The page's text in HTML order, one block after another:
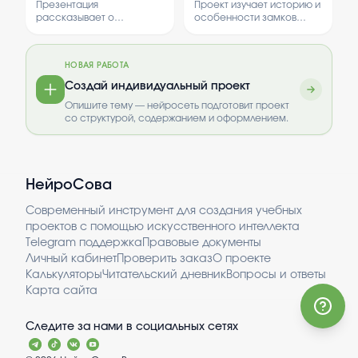
формирования у
поддержания здоровья.
антибиотиков.
Презентация
рассказывает о
заботы животных о своих
Рассматриваются
особенности поведения,
адаптации и стратегии
выживания потомства у
разных видов животных.
Проект изучает историю и
особенности замков
рассматриваются их
значение.
НОВАЯ РАБОТА
Создай индивидуальный проект
Опишите тему — нейросеть подготовит проект
со структурой, содержанием и оформлением.
НейроСова
Современный инструмент для создания учебных
проектов с помощью искусственного интеллекта
Telegram поддержка Правовые документы
Личный кабинетПроверить заказО проекте
КалькуляторыЧитательский дневникВопросы и ответы
Карта сайта
Следите за нами в социальных сетях